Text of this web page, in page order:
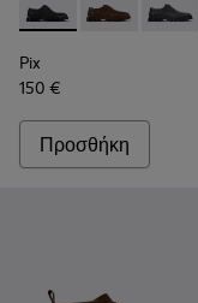
Pix - K101076-001 -
Pix - Pix -
Pix
150 €
Προσθήκη